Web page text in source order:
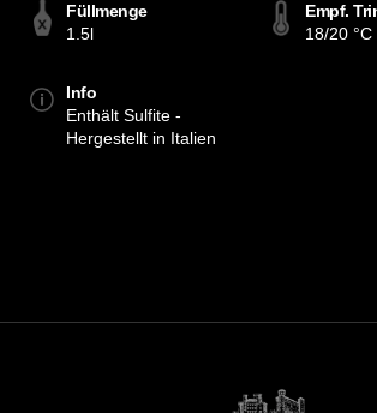
Füllmenge
1.5l
Empf.
18/20 °C
Info
Enthält Sulfite -
Hergestellt in Italien